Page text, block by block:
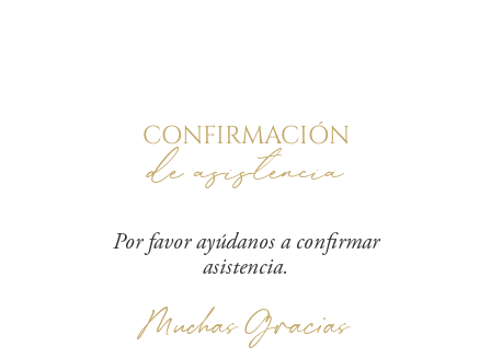
CONFIRMACIÓN
de asistencia
Por favor ayúdanos a confirmar
asistencia.
Muchas Gracias